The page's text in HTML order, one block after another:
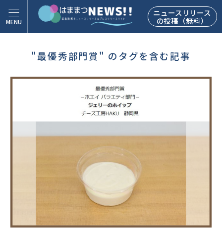
ニュースリリース
の投稿（無料）
"最優秀部門賞" のタグを含む記事